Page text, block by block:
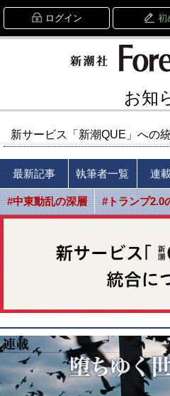
ログイン 初
お知
新サービス「新潮QUE」への
最新記事 執筆者一覧 連
#中東動乱の深層 #トランプ2.0